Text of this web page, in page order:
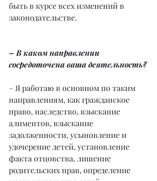
быть в курсе всех изменений в
законодательстве.
– В каком направлении
сосредоточена ваша деятельность?
– Я работаю в основном по таким
направлениям, как гражданское
право, наследство, взыскание
алиментов, взыскание
задолженности, усыновление и
удочерение детей, установление
факта отцовства, лишение
родительских прав, определение